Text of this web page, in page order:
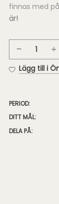
finnas med
är!
För
Lägg till i
PERIOD:
DITT MÅL:
DELA PÅ: